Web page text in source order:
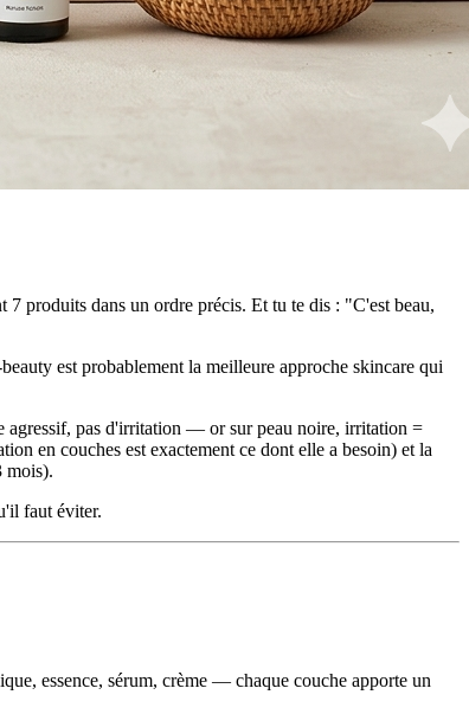
produits dans un ordre précis. Et tu te dis : "C'est beau,
est probablement la meilleure approche skincare qui
agressif, pas d'irritation — or sur peau noire, irritation =
en couches est exactement ce dont elle a besoin) et la
mois).
faut éviter.
essence, sérum, crème — chaque couche apporte un